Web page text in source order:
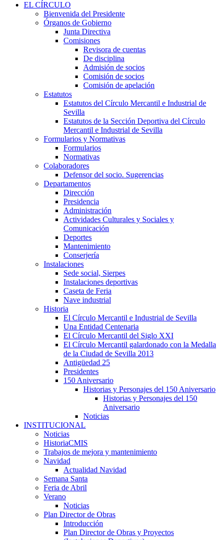
EL CÍRCULO
Bienvenida del Presidente
Órganos de Gobierno
Junta Directiva
Comisiones
Revisora de cuentas
De disciplina
Admisión de socios
Comisión de socios
Comisión de apelación
Estatutos
Estatutos del Círculo Mercantil e Industrial de
Sevilla
Estatutos de la Sección Deportiva del Círculo
Mercantil e Industrial de Sevilla
Formularios y Normativas
Formularios
Normativas
Colaboradores
Defensor del socio. Sugerencias
Departamentos
Dirección
Presidencia
Administración
Actividades Culturales y Sociales y
Comunicación
Deportes
Mantenimiento
Conserjería
Instalaciones
Sede social, Sierpes
Instalaciones deportivas
Caseta de Feria
Nave industrial
Historia
El Círculo Mercantil e Industrial de Sevilla
Una Entidad Centenaria
El Círculo Mercantil del Siglo XXI
El Círculo Mercantil galardonado con la Medalla
de la Ciudad de Sevilla 2013
Antigüedad 25
Presidentes
150 Aniversario
Historias y Personajes del 150 Aniversario
Historias y Personajes del 150
Aniversario
Noticias
INSTITUCIONAL
Noticias
HistoriaCMIS
Trabajos de mejora y mantenimiento
Navidad
Actualidad Navidad
Semana Santa
Feria de Abril
Verano
Noticias
Plan Director de Obras
Introducción
Plan Director de Obras y Proyectos